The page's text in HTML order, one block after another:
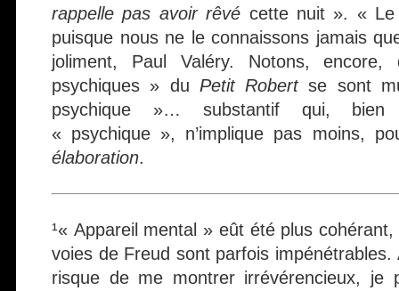
rappelle pas avoir rêvé cette nuit ». « Le
puisque nous ne le connaissons jamais
joliment, Paul Valéry. Notons,
psychiques » du Petit Robertse sont
psychique »… substantif qui, bien
« psychique », n’implique pas moins,
élaboration.
¹« Appareil mental » eût été plus
voies de Freud sont parfois
risque de me montrer irrévérencieux, je